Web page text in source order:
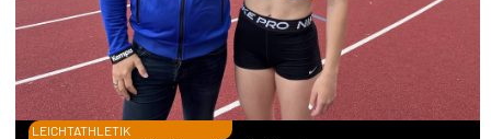
LEICHTATHLETIK